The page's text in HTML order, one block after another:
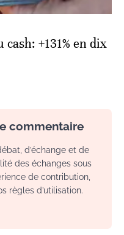
+131% en dix
commentaire
d’échange et de
des échanges sous
de contribution,
règles d’utilisation.